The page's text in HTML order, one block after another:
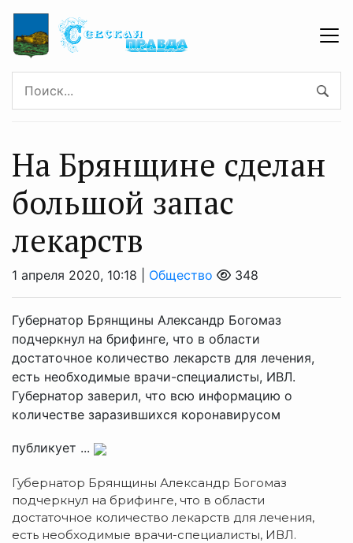
На Брянщине сделан
большой запас
лекарств
1 апреля 2020, 10:18 | Общество 348
Губернатор Брянщины Александр Богомаз
подчеркнул на брифинге, что в области
достаточное количество лекарств для лечения,
есть необходимые врачи-специалисты, ИВЛ.
Губернатор заверил, что всю информацию о
количестве заразившихся коронавирусом
публикует ...
Губернатор Брянщины Александр Богомаз
подчеркнул на брифинге, что в области
достаточное количество лекарств для лечения,
есть необходимые врачи-специалисты, ИВЛ.